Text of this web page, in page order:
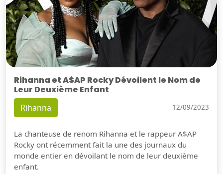
Rihanna et A$AP Rocky Dévoilent le Nom de
Leur Deuxième Enfant
Rihanna 12/09/2023
La chanteuse de renom Rihanna et le rappeur A$AP
Rocky ont récemment fait la une des journaux du
monde entier en dévoilant le nom de leur deuxième
enfant.